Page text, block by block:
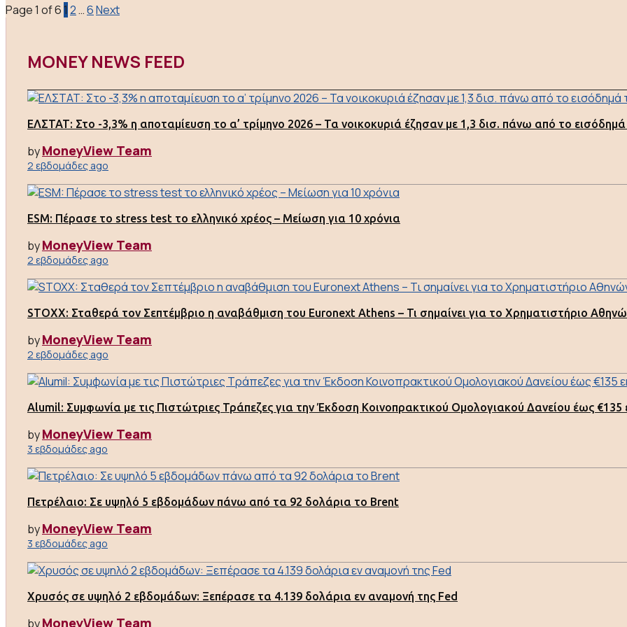
Page 1 of 6 1 2…6Next
MONEY NEWS FEED
ΕΛΣΤΑΤ: Στο -3,3% η αποταμίευση το α’ τρίμηνο 2026 – Τα νοικοκυριά έζησαν με 1,3 δισ. πάνω από το
byMoneyView Team
2 εβδομάδες ago
ESM: Πέρασε το stress test το ελληνικό χρέος – Μείωση για 10 χρόνια
byMoneyView Team
2 εβδομάδες ago
STOXX: Σταθερά τον Σεπτέμβριο η αναβάθμιση του Euronext Athens – Τι σημαίνει για το Χρηματιστήριο
byMoneyView Team
2 εβδομάδες ago
Alumil: Συμφωνία με τις Πιστώτριες Τράπεζες για την Έκδοση Κοινοπρακτικού Ομολογιακού Δανείου έως €135
byMoneyView Team
3 εβδομάδες ago
Πετρέλαιο: Σε υψηλό 5 εβδομάδων πάνω από τα 92 δολάρια το Brent
byMoneyView Team
3 εβδομάδες ago
Χρυσός σε υψηλό 2 εβδομάδων: Ξεπέρασε τα 4.139 δολάρια εν αναμονή της Fed
byMoneyView Team